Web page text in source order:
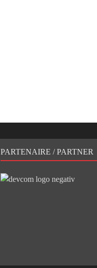
PARTENAIRE / PARTNER